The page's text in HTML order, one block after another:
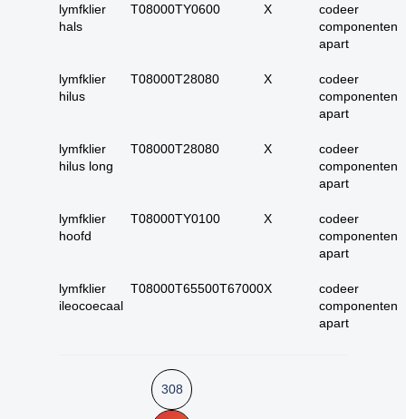
Zoeken
urotheelcelcarcinoom
34. weke delen totaal
35. beenderen
bovenste extremiteit
onderste extremiteit
37. alle (primaire)
maligne weke delen
en kraakbeen
lymfklier
hals
T08000TY0600 X
codeer
componenten
apart
lymfklier
hilus
T08000T28080 X
codeer
componenten
apart
lymfklier
hilus long
T08000T28080 X
codeer
componenten
apart
lymfklier
hoofd
T08000TY0100 X
codeer
componenten
apart
lymfklier
ileocoecaal
T08000T65500T67000X
codeer
componenten
apart
308